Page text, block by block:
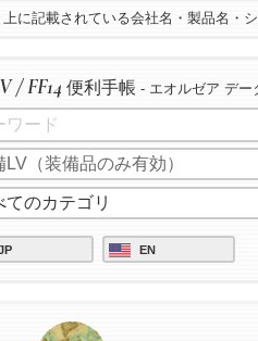
に記載されている会社名・製品名・
/ FF14 便利手帳 - エオルゼア デー
EN